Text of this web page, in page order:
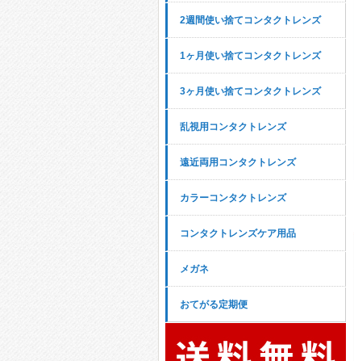
2週間使い捨てコンタクトレンズ
1ヶ月使い捨てコンタクトレンズ
3ヶ月使い捨てコンタクトレンズ
乱視用コンタクトレンズ
遠近両用コンタクトレンズ
カラーコンタクトレンズ
コンタクトレンズケア用品
メガネ
おてがる定期便